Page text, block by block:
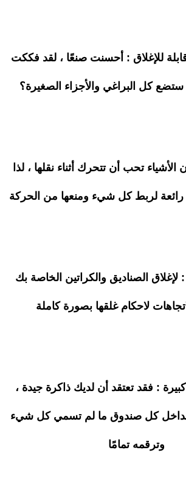
للإغلاق : أحسنت صنعًا ، لقد فككت
ستضع كل البراغي والأجزاء الصغيرة؟
تحب أن تتحرك أثناء نقلها ، لذا
رائعة لربط كل شيء ومنعها من الحركة
الصناديق والكراتين الخاصة بك
لاحكام غلقها بصورة كاملة
: فقد تعتقد أن لديك ذاكرة جيدة ،
كل صندوق ما لم تسمي كل شيء
وترقمه تمامًا